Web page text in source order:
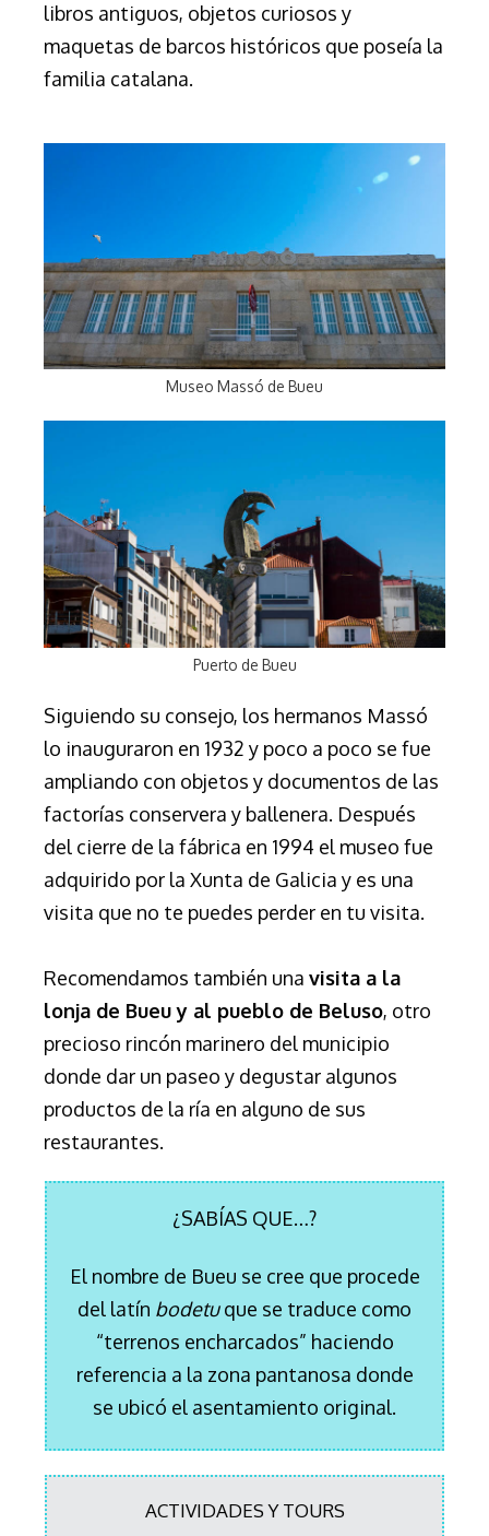
libros antiguos, objetos curiosos y
maquetas de barcos históricos que poseía la
familia catalana.
Museo Massó de Bueu
Puerto de Bueu
Siguiendo su consejo, los hermanos Massó
lo inauguraron en 1932 y poco a poco se fue
ampliando con objetos y documentos de las
factorías conservera y ballenera. Después
del cierre de la fábrica en 1994 el museo fue
adquirido por la Xunta de Galicia y es una
visita que no te puedes perder en tu visita.
Recomendamos también una visita a la
lonja de Bueu y al pueblo de Beluso, otro
precioso rincón marinero del municipio
donde dar un paseo y degustar algunos
productos de la ría en alguno de sus
restaurantes.
¿SABÍAS QUE…?
El nombre de Bueu se cree que procede
del latín bodetuque se traduce como
“terrenos encharcados” haciendo
referencia a la zona pantanosa donde
se ubicó el asentamiento original.
ACTIVIDADES Y TOURS